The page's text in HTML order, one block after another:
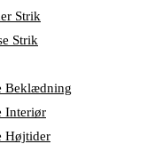
Strik
Strik
Beklædning
Interiør
Højtider